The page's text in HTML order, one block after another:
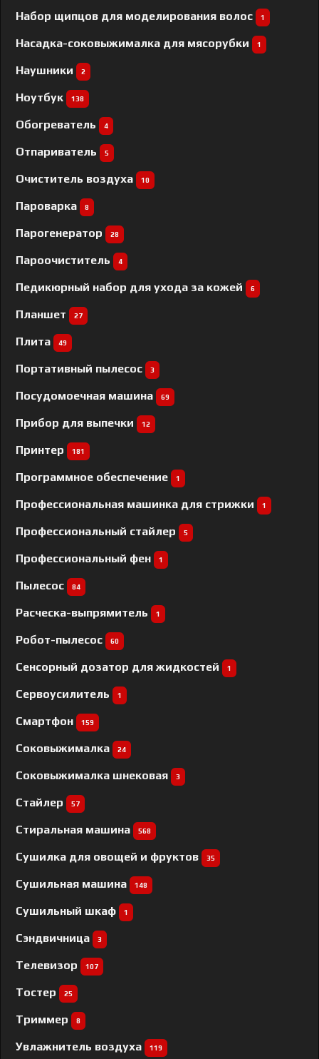
Набор щипцов для моделирования волос 1
Насадка-соковыжималка для мясорубки 1
Наушники 2
Ноутбук 138
Обогреватель 4
Отпариватель 5
Очиститель воздуха 10
Пароварка 8
Парогенератор 28
Пароочиститель 4
Педикюрный набор для ухода за кожей 6
Планшет 27
Плита 49
Портативный пылесос 3
Посудомоечная машина 69
Прибор для выпечки 12
Принтер 181
Программное обеспечение 1
Профессиональная машинка для стрижки 1
Профессиональный cтайлер 5
Профессиональный фен 1
Пылесос 84
Расческа-выпрямитель 1
Робот-пылесос 60
Сенсорный дозатор для жидкостей 1
Сервоусилитель 1
Смартфон 159
Соковыжималка 24
Соковыжималка шнековая 3
Стайлер 57
Стиральная машина 568
Сушилка для овощей и фруктов 35
Сушильная машина 148
Сушильный шкаф 1
Сэндвичница 3
Телевизор 107
Тостер 25
Триммер 8
Увлажнитель воздуха 119